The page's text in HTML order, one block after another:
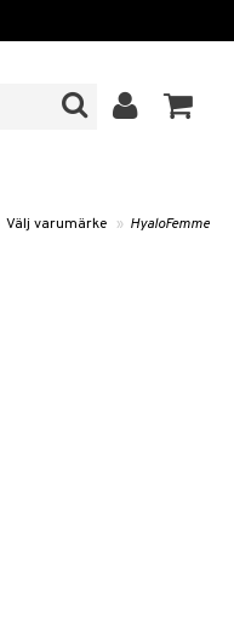
Välj varumärke » HyaloFemme